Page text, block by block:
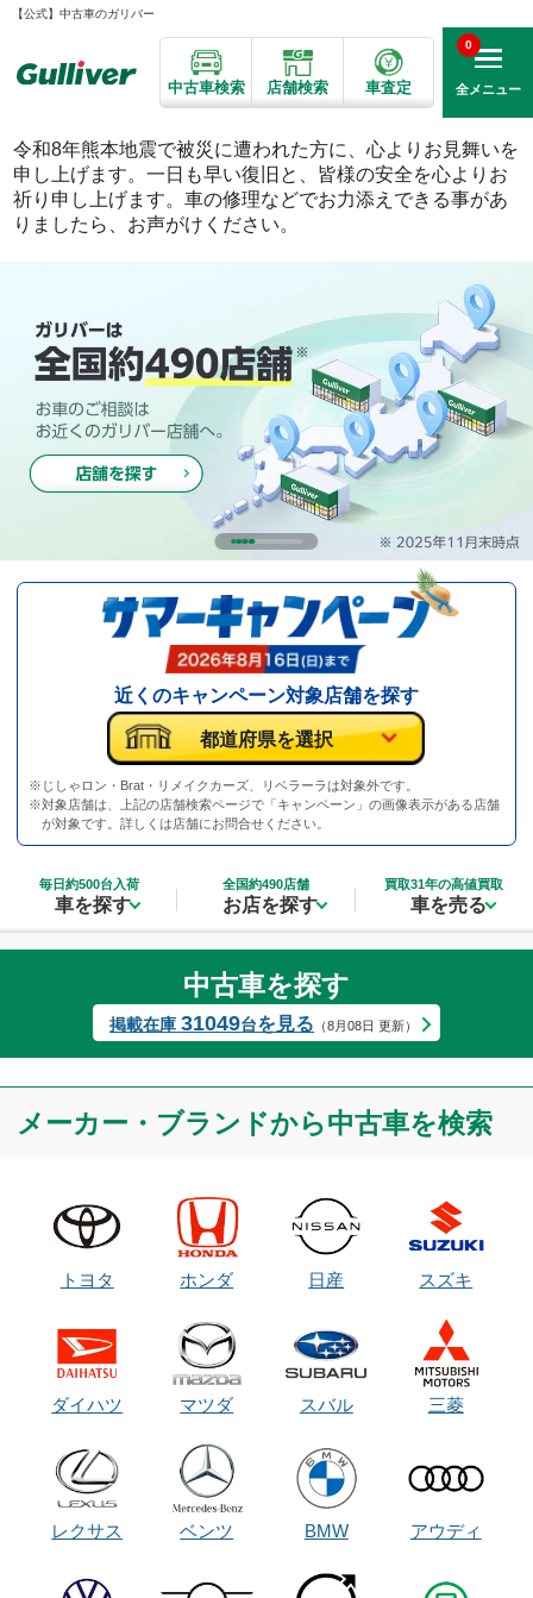
【公式】中古車のガリバー
中古車検索 店舗検索 車査定 全メニュー
0
令和8年熊本地震で被災に遭われた方に、心よりお見舞いを
申し上げます。一日も早い復旧と、皆様の安全を心よりお
祈り申し上げます。車の修理などでお力添えできる事があ
りましたら、お声がけください。
近くのキャンペーン対象店舗を探す
※ じしゃロン・Brat・リメイクカーズ、リベラーラは対象外です。
※対象店舗は、上記の店舗検索ページで「キャンペーン」の画像表示がある店舗
が対象です。詳しくは店舗にお問合せください。
毎日約500台入荷
車を探す
全国約490店舗
お店を探す
買取31年の高値買取
車を売る
中古車を探す
掲載在庫31049台を見る （8月08日 更新）
メーカー・ブランドから中古車を検索
トヨタ ホンダ 日産 スズキ
ダイハツ マツダ スバル 三菱
レクサス ベンツ BMW アウディ